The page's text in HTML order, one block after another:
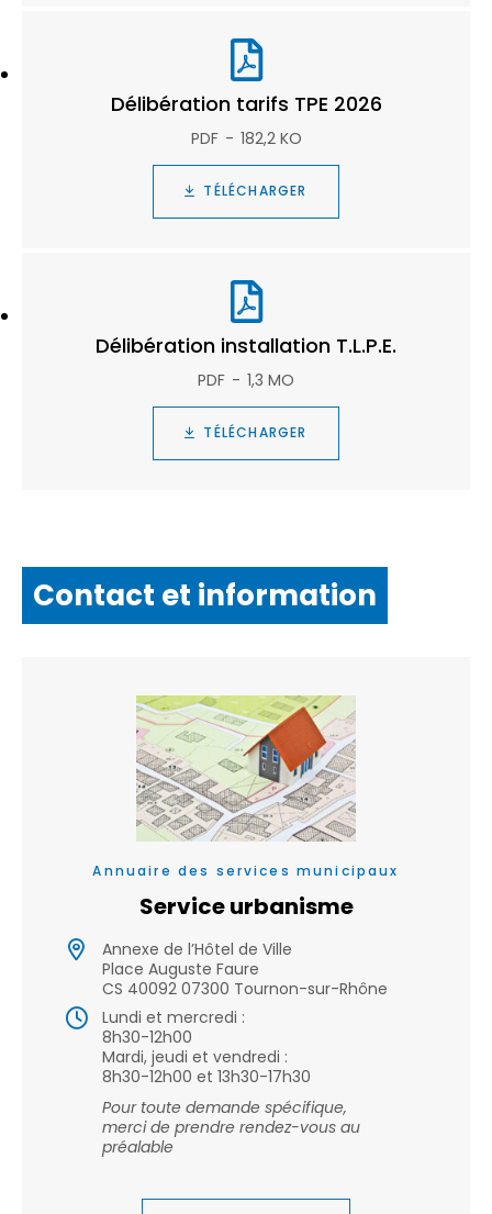
Délibération tarifs TPE 2026
PDF 182,2 KO
TÉLÉCHARGER
Délibération installation T.L.P.E.
PDF 1,3 MO
TÉLÉCHARGER
Contact et information
Annuaire des services municipaux
Service urbanisme
Annexe de l’Hôtel de Ville
Place Auguste Faure
CS 40092 07300 Tournon-sur-Rhône
Lundi et mercredi :
8h30-12h00
Mardi, jeudi et vendredi :
8h30-12h00 et 13h30-17h30
Pour toute demande spécifique,
merci de prendre rendez-vous au
préalable